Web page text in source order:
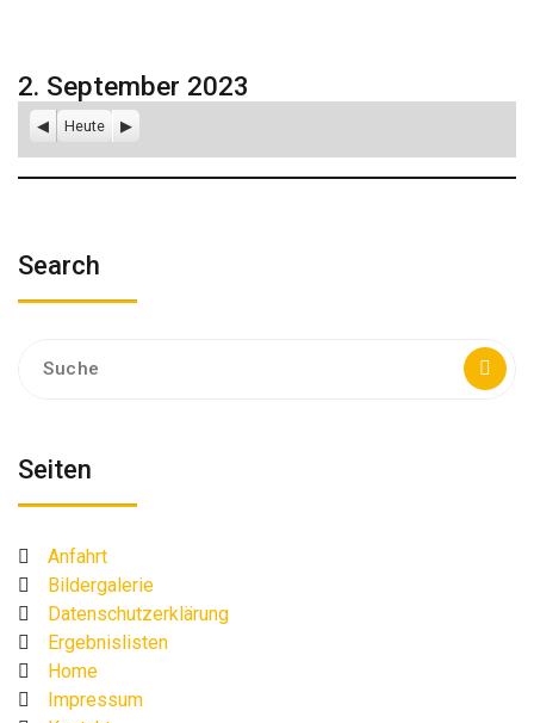
2. September 2023
Zurück
Heute Weiter
Search
nach:
Seiten
Anfahrt
Bildergalerie
Datenschutzerklärung
Ergebnislisten
Home
Impressum